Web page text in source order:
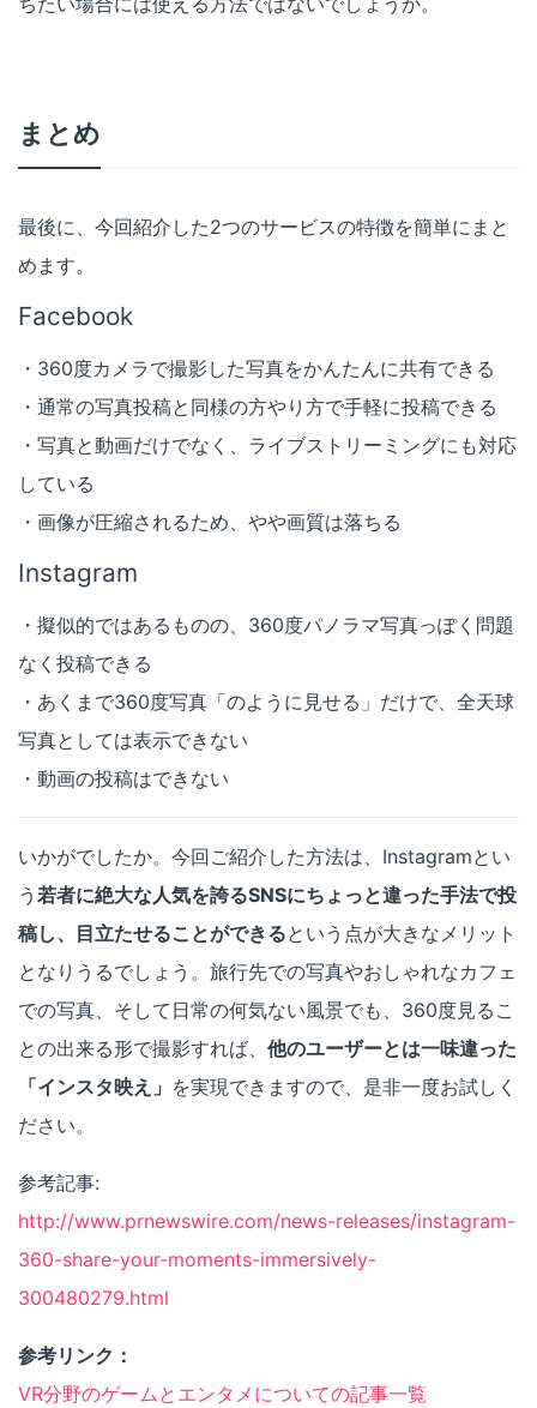
まとめ
最後に、今回紹介した2つのサービスの特徴を簡単にまと
めます。
Facebook
・360度カメラで撮影した写真をかんたんに共有できる
・通常の写真投稿と同様の方やり方で手軽に投稿できる
・写真と動画だけでなく、ライブストリーミングにも対応
している
・画像が圧縮されるため、やや画質は落ちる
Instagram
・擬似的ではあるものの、360度パノラマ写真っぽく問題
なく投稿できる
・あくまで360度写真「のように見せる」だけで、全天球
写真としては表示できない
・動画の投稿はできない
いかがでしたか。今回ご紹介した方法は、Instagramとい
う 若者に絶大な人気を誇るSNSにちょっと違った手法で投
稿し、目立たせることができるという点が大きなメリット
となりうるでしょう。旅行先での写真やおしゃれなカフェ
での写真、そして日常の何気ない風景でも、360度見るこ
との出来る形で撮影すれば、 他のユーザーとは一味違った
「インスタ映え」 を実現できますので、是非一度お試しく
ださい。
参考記事:
http://www.prnewswire.com/news-releases/instagram-
360-share-your-moments-immersively-
300480279.html
参考リンク：
VR分野のゲームとエンタメについての記事一覧